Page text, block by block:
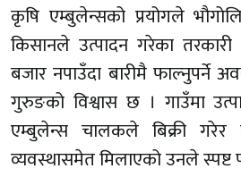
कृषि एम्बुलेन्सको प्रयोगले
किसानले उत्पादन गरेका
बजार नपाउँदा बारीमै फाल्नुपर्ने
गुरुङको विश्वास छ । गाउँमा
एम्बुलेन्स चालकले बिक्री गरेर
व्यवस्थासमेत मिलाएको उनले स्पष्ट